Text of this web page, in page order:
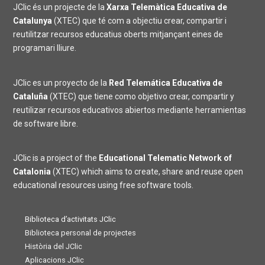
JClic és un projecte de la Xarxa Telemàtica Educativa de
Catalunya (XTEC) que té com a objectiu crear, compartir i
reutilitzar recursos educatius oberts mitjançant eines de
programari lliure.
JClic es un proyecto de la Red Telemática Educativa de
Cataluña (XTEC) que tiene como objetivo crear, compartir y
reutilizar recursos educativos abiertos mediante herramientas
de software libre.
JClic is a project of the Educational Telematic Network of
Catalonia (XTEC) which aims to create, share and reuse open
educational resources using free software tools.
Biblioteca d’activitats JClic
Biblioteca personal de projectes
Història del JClic
Aplicacions JClic